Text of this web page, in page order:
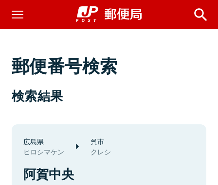
郵便番号検索
検索結果
広島県
ヒロシマケン
呉市
クレシ
阿賀中央